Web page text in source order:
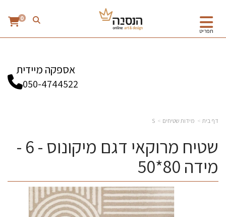
תפריט
0
אספקה מיידית
050-4744522
דף בית מידות שטיחים S
שטיח מרוקאי דגם מיקונוס - 6 -
מידה 80*50